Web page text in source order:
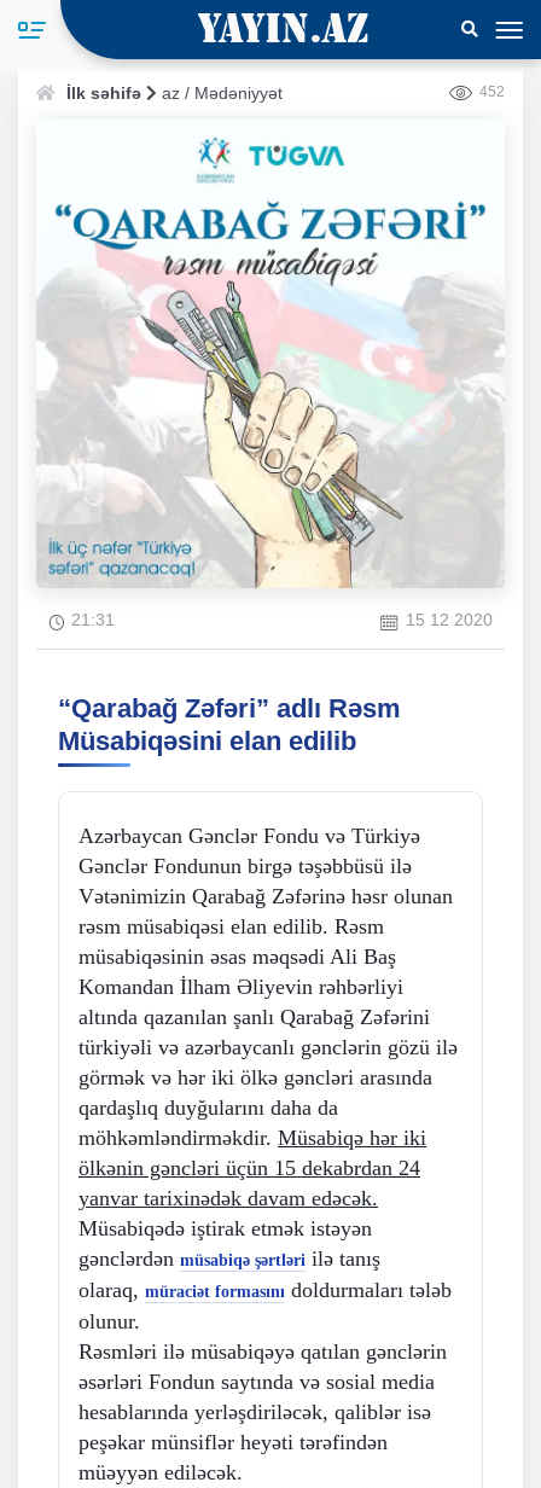
İlk səhifə az / Mədəniyyət 452
21:31 15 12 2020
“Qarabağ Zəfəri” adlı Rəsm
Müsabiqəsini elan edilib
Azərbaycan Gənclər Fondu və Türkiyə
Gənclər Fondunun birgə təşəbbüsü ilə
Vətənimizin Qarabağ Zəfərinə həsr olunan
rəsm müsabiqəsi elan edilib. Rəsm
müsabiqəsinin əsas məqsədi Ali Baş
Komandan İlham Əliyevin rəhbərliyi
altında qazanılan şanlı Qarabağ Zəfərini
türkiyəli və azərbaycanlı gənclərin gözü ilə
görmək və hər iki ölkə gəncləri arasında
qardaşlıq duyğularını daha da
möhkəmləndirməkdir. Müsabiqə hər iki
ölkənin gəncləri üçün 15 dekabrdan 24
yanvar tarixinədək davam edəcək.
Müsabiqədə iştirak etmək istəyən
gənclərdən müsabiqə şərtləri ilə tanış
olaraq, müraciət formasını doldurmaları tələb
olunur.
Rəsmləri ilə müsabiqəyə qatılan gənclərin
əsərləri Fondun saytında və sosial media
hesablarında yerləşdiriləcək, qaliblər isə
peşəkar münsiflər heyəti tərəfindən
müəyyən ediləcək.